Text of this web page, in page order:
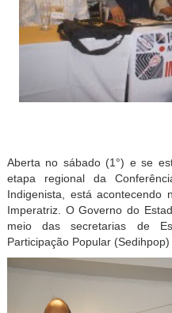
Aberta no sábado (1°) e se
etapa regional da
Indigenista, está acontecendo
Imperatriz. O Governo do
meio das secretarias de
Participação Popular